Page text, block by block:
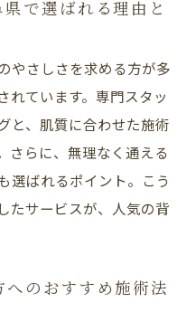
で選ばれる理由と
やさしさを求める方が多
れています。専門スタッ
と、肌質に合わせた施術
さらに、無理なく通える
選ばれるポイント。こう
たサービスが、人気の背
のおすすめ施術法